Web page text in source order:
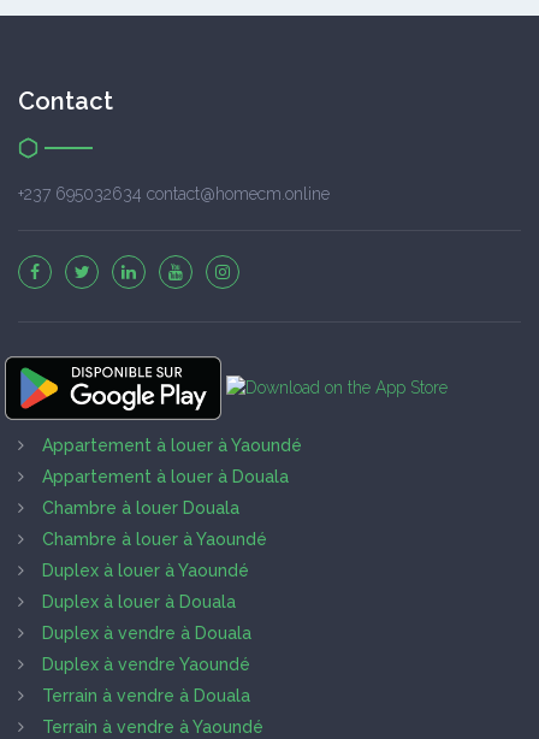
Contact
+237 695032634 contact@homecm.online
Appartement à louer à Yaoundé
Appartement à louer à Douala
Chambre à louer Douala
Chambre à louer à Yaoundé
Duplex à louer à Yaoundé
Duplex à louer à Douala
Duplex à vendre à Douala
Duplex à vendre Yaoundé
Terrain à vendre à Douala
Terrain à vendre à Yaoundé